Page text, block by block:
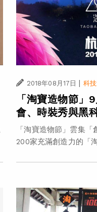
2018年08月17日 | 科
「淘寶造物節」
會、時裝秀與黑
「淘寶造物節」雲集
200家充滿創造力的「